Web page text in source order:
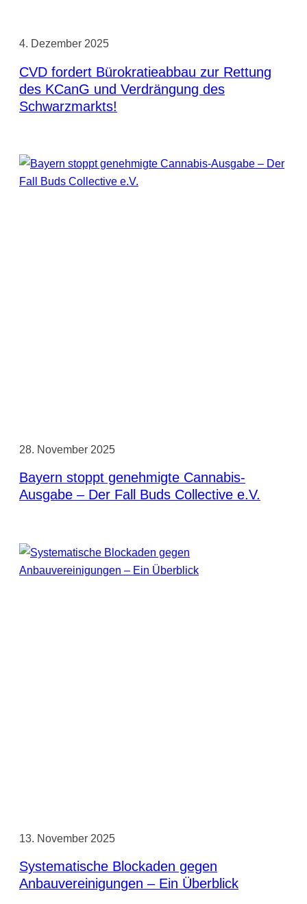
4. Dezember 2025
CVD fordert Bürokratieabbau zur Rettung
des KCanG und Verdrängung des
Schwarzmarkts!
28. November 2025
Bayern stoppt genehmigte Cannabis-
Ausgabe – Der Fall Buds Collective e.V.
13. November 2025
Systematische Blockaden gegen
Anbauvereinigungen – Ein Überblick